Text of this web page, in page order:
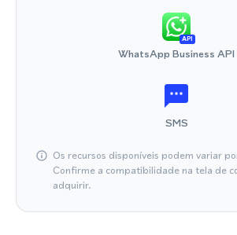
API
WhatsApp Business API
SMS
Os recursos disponíveis podem variar
Confirme a compatibilidade na tela de
adquirir.